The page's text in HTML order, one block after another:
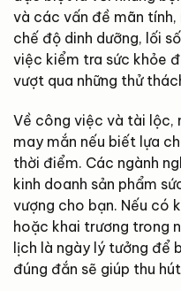
và các vấn đề mãn
chế độ dinh dưỡng, lối
việc kiểm tra sức khỏe
vượt qua những thử
Về công việc và tài lộc,
may mắn nếu biết lựa
thời điểm. Các ngành
kinh doanh sản phẩm
vượng cho bạn. Nếu có
hoặc khai trương trong
lịch là ngày lý tưởng để
đúng đắn sẽ giúp thu